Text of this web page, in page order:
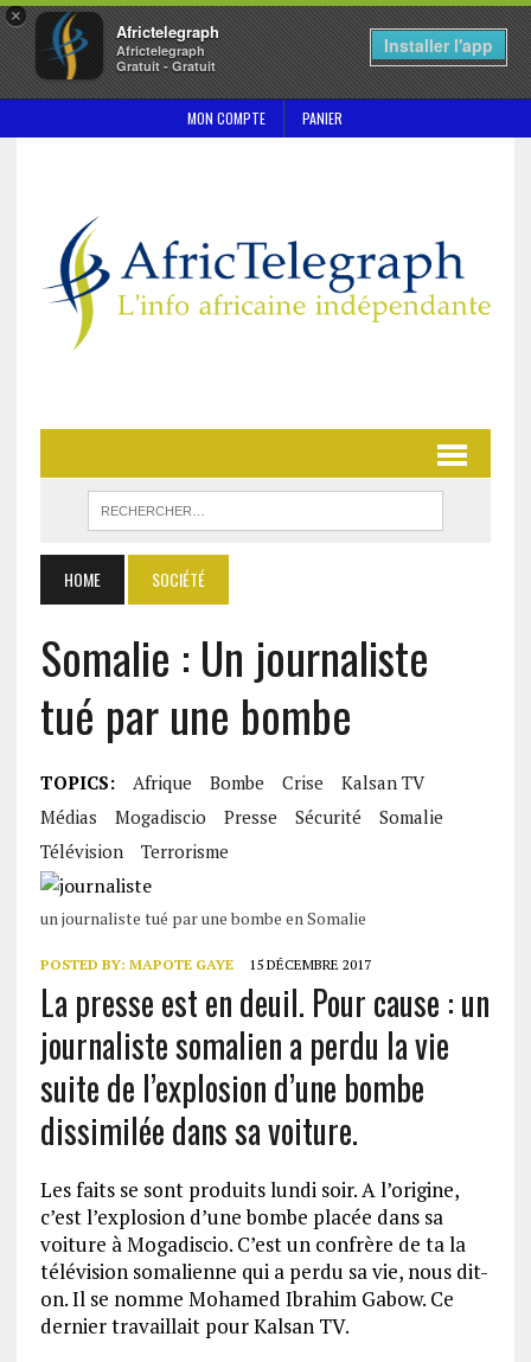
×
Africtelegraph
Africtelegraph
Gratuit - Gratuit
Installer l'app
MON COMPTE PANIER
HOME SOCIÉTÉ
Somalie : Un journaliste
tué par une bombe
TOPICS: Afrique Bombe Crise
Kalsan TV
Médias
Mogadiscio Presse Sécurité
Somalie
Télévision
Terrorisme
un journaliste tué par une bombe en Somalie
POSTED BY: MAPOTE GAYE 15 DÉCEMBRE 2017
La presse est en deuil. Pour cause : un
journaliste somalien a perdu la vie
suite de l’explosion d’une bombe
dissimilée dans sa voiture.
Les faits se sont produits lundi soir. A l’origine,
c’est l’explosion d’une bombe placée dans sa
voiture à Mogadiscio. C’est un confrère de ta la
télévision somalienne qui a perdu sa vie, nous dit-
on. Il se nomme Mohamed Ibrahim Gabow. Ce
dernier travaillait pour Kalsan TV.